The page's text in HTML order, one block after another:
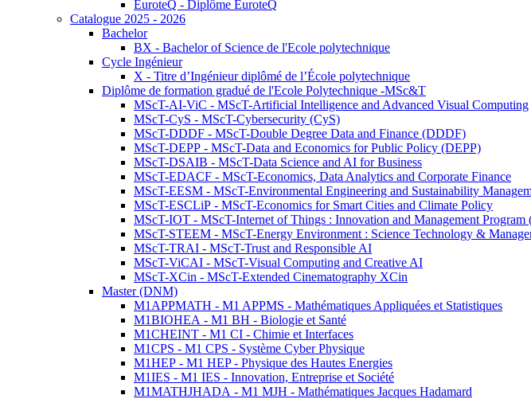
EuroteQ - Diplôme EuroteQ
Catalogue 2025 - 2026
Bachelor
BX - Bachelor of Science de l'Ecole polytechnique
Cycle Ingénieur
X - Titre d’Ingénieur diplômé de l’École polytechnique
Diplôme de formation gradué de l'Ecole Polytechnique -MSc&T
MScT-AI-ViC - MScT-Artificial Intelligence and Advanced Visual Computing
MScT-CyS - MScT-Cybersecurity (CyS)
MScT-DDDF - MScT-Double Degree Data and Finance (DDDF)
MScT-DEPP - MScT-Data and Economics for Public Policy (DEPP)
MScT-DSAIB - MScT-Data Science and AI for Business
MScT-EDACF - MScT-Economics, Data Analytics and Corporate Finance
MScT-EESM - MScT-Environmental Engineering and Sustainability
MScT-ESCLiP - MScT-Economics for Smart Cities and Climate Policy
MScT-IOT - MScT-Internet of Things : Innovation and Management Program
MScT-STEEM - MScT-Energy Environment : Science Technology &
MScT-TRAI - MScT-Trust and Responsible AI
MScT-ViCAI - MScT-Visual Computing and Creative AI
MScT-XCin - MScT-Extended Cinematography XCin
Master (DNM)
M1APPMATH - M1 APPMS - Mathématiques Appliquées et Statistiques
M1BIOHEA - M1 BH - Biologie et Santé
M1CHEINT - M1 CI - Chimie et Interfaces
M1CPS - M1 CPS - Système Cyber Physique
M1HEP - M1 HEP - Physique des Hautes Energies
M1IES - M1 IES - Innovation, Entreprise et Société
M1MATHJHADA - M1 MJH - Mathématiques Jacques Hadamard